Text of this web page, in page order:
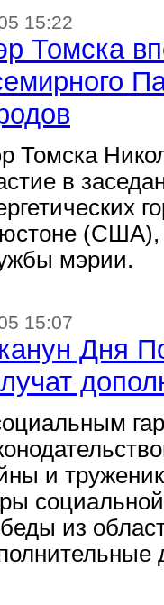
15:22
Томска
Томска
в
(США),
мэрии.
15:07
Дня
и
из